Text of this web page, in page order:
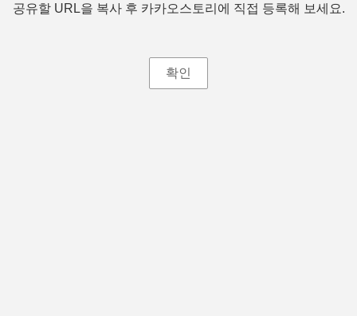
공유할 URL을 복사 후 카카오스토리에 직접 등록해 보세요.
확인